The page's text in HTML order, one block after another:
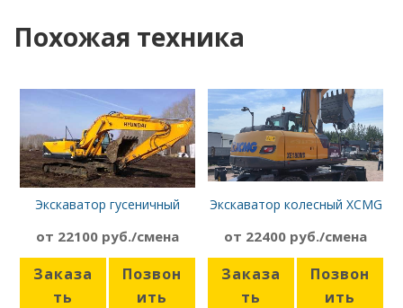
Похожая техника
Экскаватор гусеничный
от 22100 руб./смена
Заказа
ть
Позвон
ить
Экскаватор колесный XCMG
от 22400 руб./смена
Заказа
ть
Позвон
ить